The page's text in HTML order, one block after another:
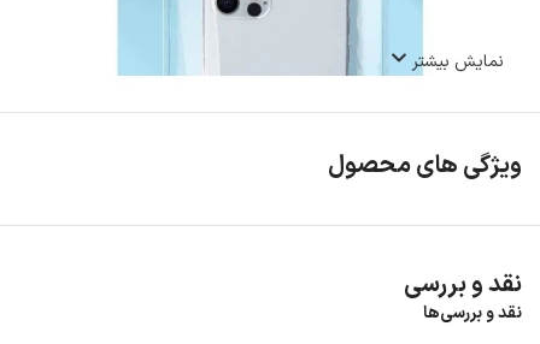
نمایش بیشتر
ویژگی های محصول
نقد و بررسی
نقد و بررسی‌ها